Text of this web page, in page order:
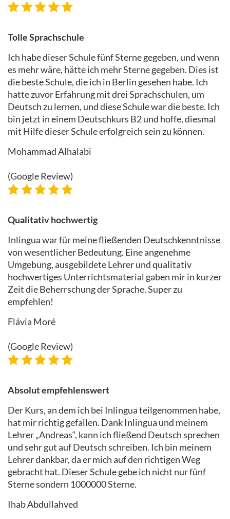
Tolle Sprachschule
Ich habe dieser Schule fünf Sterne gegeben, und wenn
es mehr wäre, hätte ich mehr Sterne gegeben. Dies ist
die beste Schule, die ich in Berlin gesehen habe. Ich
hatte zuvor Erfahrung mit drei Sprachschulen, um
Deutsch zu lernen, und diese Schule war die beste. Ich
bin jetzt in einem Deutschkurs B2 und hoffe, diesmal
mit Hilfe dieser Schule erfolgreich sein zu können.
Mohammad Alhalabi
(Google Review)
Qualitativ hochwertig
Inlingua war für meine fließenden Deutschkenntnisse
von wesentlicher Bedeutung. Eine angenehme
Umgebung, ausgebildete Lehrer und qualitativ
hochwertiges Unterrichtsmaterial gaben mir in kurzer
Zeit die Beherrschung der Sprache. Super zu
empfehlen!
Flávia Moré
(Google Review)
Absolut empfehlenswert
Der Kurs, an dem ich bei Inlingua teilgenommen habe,
hat mir richtig gefallen. Dank Inlingua und meinem
Lehrer „Andreas“, kann ich fließend Deutsch sprechen
und sehr gut auf Deutsch schreiben. Ich bin meinem
Lehrer dankbar, da er mich auf den richtigen Weg
gebracht hat. Dieser Schule gebe ich nicht nur fünf
Sterne sondern 1000000 Sterne.
Ihab Abdullahved